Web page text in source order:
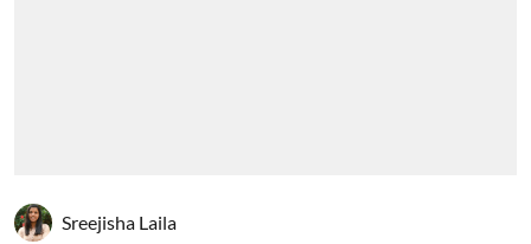
Sreejisha Laila